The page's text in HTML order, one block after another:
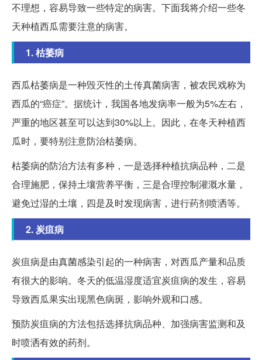
不理想，容易导致一些特定的病害。下面我将介绍一些冬
天种植西瓜需要注意的病害。
1. 枯萎病
西瓜枯萎病是一种毁灭性的土传真菌病害，被农民戏称为
西瓜的“癌症”。据统计，我国各地发病率一般为5%左右，
严重的地区甚至可以达到30%以上。因此，在冬天种植西
瓜时，要特别注意防治枯萎病。
枯萎病的防治方法有多种，一是选择种植抗病品种，二是
合理施肥，保持土壤营养平衡，三是合理控制灌溉水量，
避免过湿的土壤，四是及时发现病害，进行药剂喷洒等。
2. 炭疽病
炭疽病是由真菌感染引起的一种病害，对西瓜产量和品质
有很大的影响。冬天的低温湿度适宜炭疽病的发生，容易
导致西瓜果实出现黑色病斑，影响外观和口感。
预防炭疽病的方法包括选择抗病品种、加强病害监测和及
时喷洒有效的药剂。